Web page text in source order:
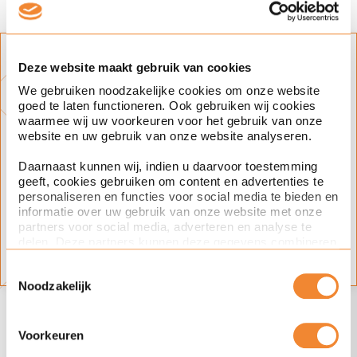
Deze website maakt gebruik van cookies
We gebruiken noodzakelijke cookies om onze website
goed te laten functioneren. Ook gebruiken wij cookies
waarmee wij uw voorkeuren voor het gebruik van onze
website en uw gebruik van onze website analyseren.
Daarnaast kunnen wij, indien u daarvoor toestemming
geeft, cookies gebruiken om content en advertenties te
personaliseren en functies voor social media te bieden en
informatie over uw gebruik van onze website met onze
partners voor social media, adverteren en analyse te
ze hebben verzameld op basis van uw gebruik van hun
services. Met de schuifknoppen in deze cookiebanner
kunt u aangeven of u bezwaar heeft tegen de inzet van
van bepaalde cookies. Toestemming kunt u altijd weer
Noodzakelijk
Voorkeuren
Blijf op de hoogte
Klik op het plusje en schrijf je in voor
updates over dit onderwerp.
ondernemingsrecht fusies en overnames
Onderwerp(en)
fusies & overnames
Ook interesse in deze